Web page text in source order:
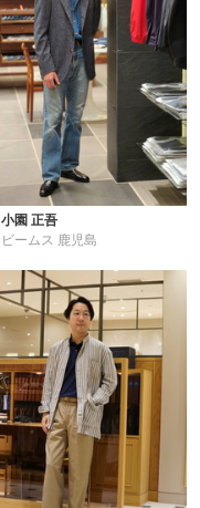
小園 正吾
ビームス 鹿児島